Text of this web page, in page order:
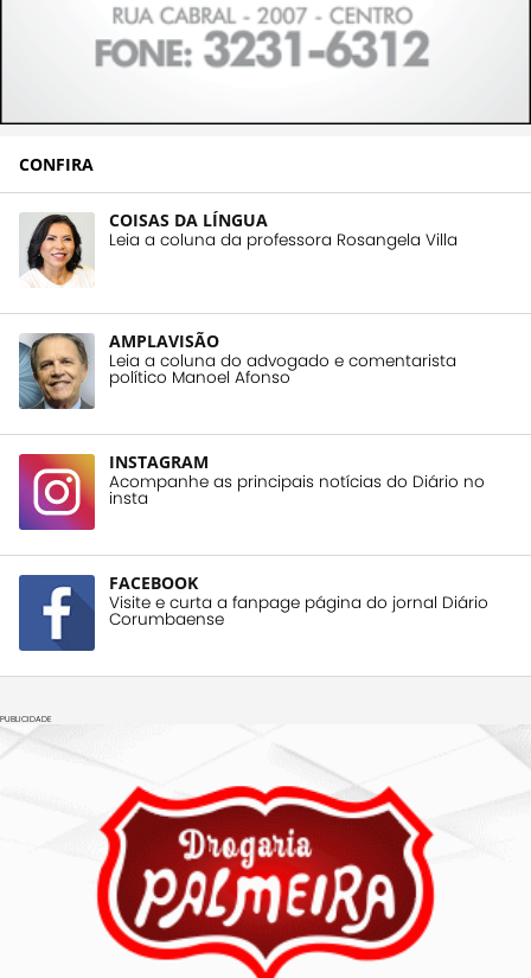
CONFIRA
COISAS DA LÍNGUA
Leia a coluna da professora Rosangela Villa
AMPLAVISÃO
Leia a coluna do advogado e comentarista
político Manoel Afonso
INSTAGRAM
Acompanhe as principais notícias do Diário no
insta
FACEBOOK
Visite e curta a fanpage página do jornal Diário
Corumbaense
PUBLICIDADE